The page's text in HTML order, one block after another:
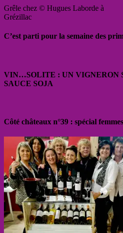
Grêle chez © Hugues Laborde à
Grézillac
C’est parti pour la semaine des
VIN…SOLITE : UN VIGNERON
SAUCE SOJA
Côté châteaux n°39 : spécial